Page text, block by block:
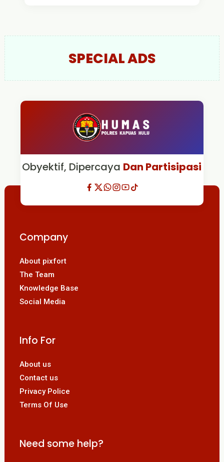
SPECIAL ADS
Obyektif, Dipercaya Dan Partisipasi
Company
About pixfort
The Team
Knowledge Base
Social Media
Info For
About us
Contact us
Privacy Police
Terms Of Use
Need some help?